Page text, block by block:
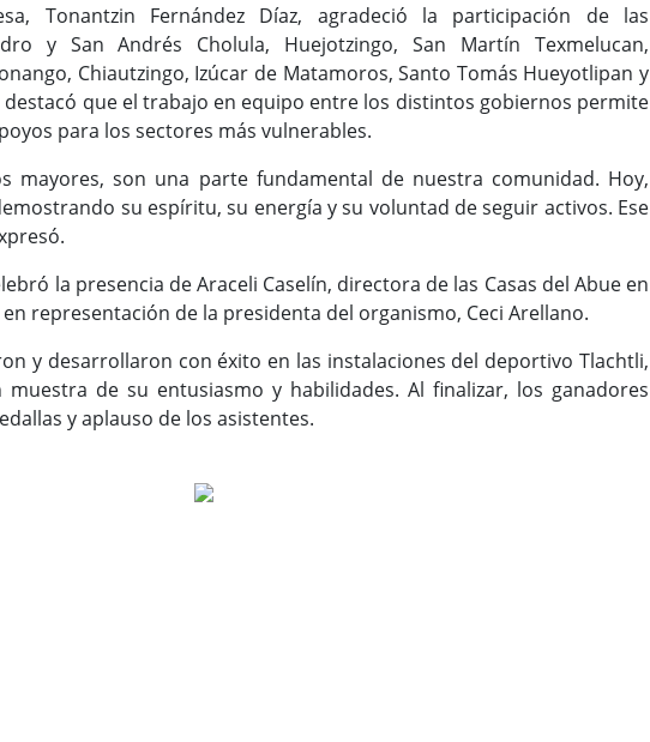
Tonantzin Fernández Díaz, agradeció la participación de las
y San Andrés Cholula, Huejotzingo, San Martín Texmelucan,
Chiautzingo, Izúcar de Matamoros, Santo Tomás Hueyotlipan y
destacó que el trabajo en equipo entre los distintos gobiernos permite
para los sectores más vulnerables.
mayores, son una parte fundamental de nuestra comunidad. Hoy,
su espíritu, su energía y su voluntad de seguir activos. Ese
la presencia de Araceli Caselín, directora de las Casas del Abue en
representación de la presidenta del organismo, Ceci Arellano.
y desarrollaron con éxito en las instalaciones del deportivo Tlachtli,
de su entusiasmo y habilidades. Al finalizar, los ganadores
y aplauso de los asistentes.